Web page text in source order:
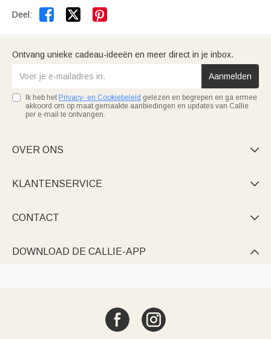
Deel:  
Ontvang unieke cadeau-ideeën en meer direct in je inbox.
Aanmelden
Ik heb het Privacy- en Cookiebeleid gelezen en begrepen en ga ermee
akkoord om op maat gemaakte aanbiedingen en updates van Callie
per e-mail te ontvangen.
OVER ONS 
KLANTENSERVICE 
CONTACT 
DOWNLOAD DE CALLIE-APP 